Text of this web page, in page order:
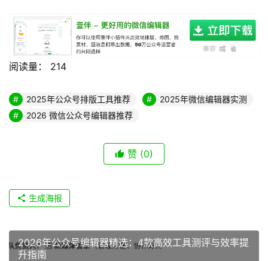
阅读量： 214
2025年公众号排版工具推荐
2025年微信编辑器实测
2026 微信公众号编辑器推荐
赞 (0)
生成海报
2026年公众号编辑器精选：4款高效工具测评与效率提
升指南